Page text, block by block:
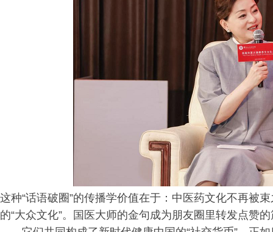
这种“话语破圈”的传播学价值在于：中医药文化不再被
的“大众文化”。国医大师的金句成为朋友圈里转发点赞